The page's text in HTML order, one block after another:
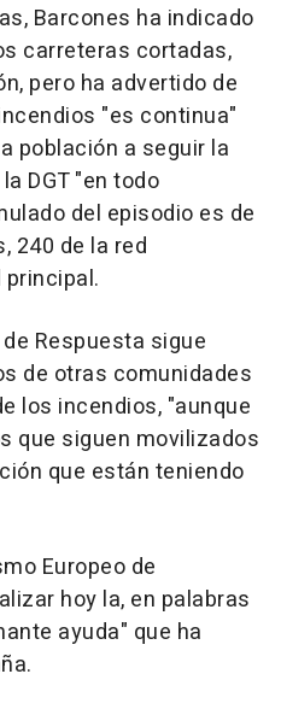
Barcones ha indicado
carreteras cortadas,
pero ha advertido de
"es continua"
población a seguir la
DGT "en todo
del episodio es de
240 de la red
principal.
Respuesta sigue
de otras comunidades
los incendios, "aunque
que siguen movilizados
que están teniendo
Europeo de
hoy la, en palabras
ayuda" que ha